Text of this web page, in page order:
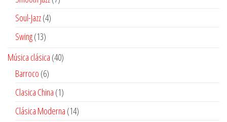
Soul-Jazz 44
Swing 1313
Música clásica 4040
Barroco 66
productos
Clasica China 11
producto
Clásica Moderna 1414